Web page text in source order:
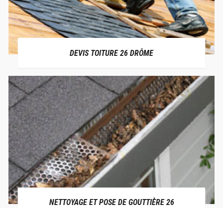
DEVIS TOITURE 26 DRÔME
NETTOYAGE ET POSE DE GOUTTIÈRE 26